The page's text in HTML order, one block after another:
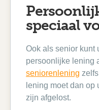
speciaal
Ook als senior kunt
persoonlijke lening
seniorenlening
lening moet dan
zijn afgelost.